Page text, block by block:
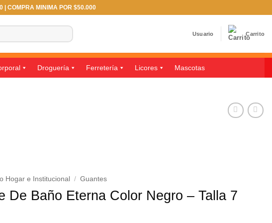
| COMPRA MINIMA POR $50.000
Usuario Carrito
Droguería Ferretería Licores Mascotas
Hogar e Institucional / Guantes
De Baño Eterna Color Negro – Talla 7